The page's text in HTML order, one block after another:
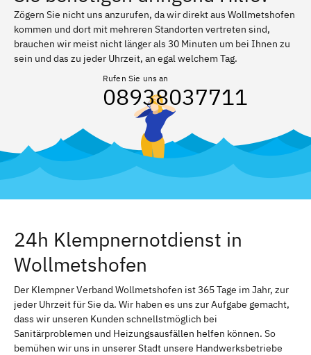
Zögern Sie nicht uns anzurufen, da wir direkt aus Wollmetshofen
kommen und dort mit mehreren Standorten vertreten sind,
brauchen wir meist nicht länger als 30 Minuten um bei Ihnen zu
sein und das zu jeder Uhrzeit, an egal welchem Tag.
Rufen Sie uns an
08938037711
24h Klempnernotdienst in
Wollmetshofen
Der Klempner Verband Wollmetshofen ist 365 Tage im Jahr, zur
jeder Uhrzeit für Sie da. Wir haben es uns zur Aufgabe gemacht,
dass wir unseren Kunden schnellstmöglich bei
Sanitärproblemen und Heizungsausfällen helfen können. So
bemühen wir uns in unserer Stadt unsere Handwerksbetriebe